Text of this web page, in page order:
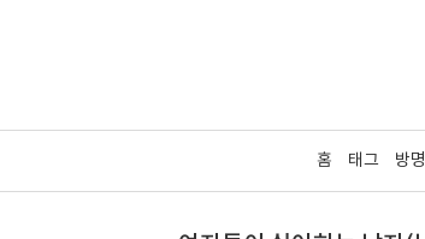
홈 태그 방